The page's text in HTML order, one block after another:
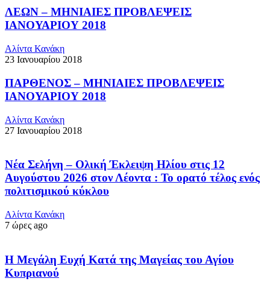
ΛΕΩΝ – ΜΗΝΙΑΙΕΣ ΠΡΟΒΛΕΨΕΙΣ
ΙΑΝΟΥΑΡΙΟΥ 2018
Αλίντα Κανάκη
23 Ιανουαρίου 2018
ΠΑΡΘΕΝΟΣ – ΜΗΝΙΑΙΕΣ ΠΡΟΒΛΕΨΕΙΣ
ΙΑΝΟΥΑΡΙΟΥ 2018
Αλίντα Κανάκη
27 Ιανουαρίου 2018
Νέα Σελήνη – Ολική Έκλειψη Ηλίου στις 12
Αυγούστου 2026 στον Λέοντα : Το ορατό τέλος ενός
πολιτισμικού κύκλου
Αλίντα Κανάκη
7 ώρες ago
Η Μεγάλη Ευχή Κατά της Μαγείας του Αγίου
Κυπριανού